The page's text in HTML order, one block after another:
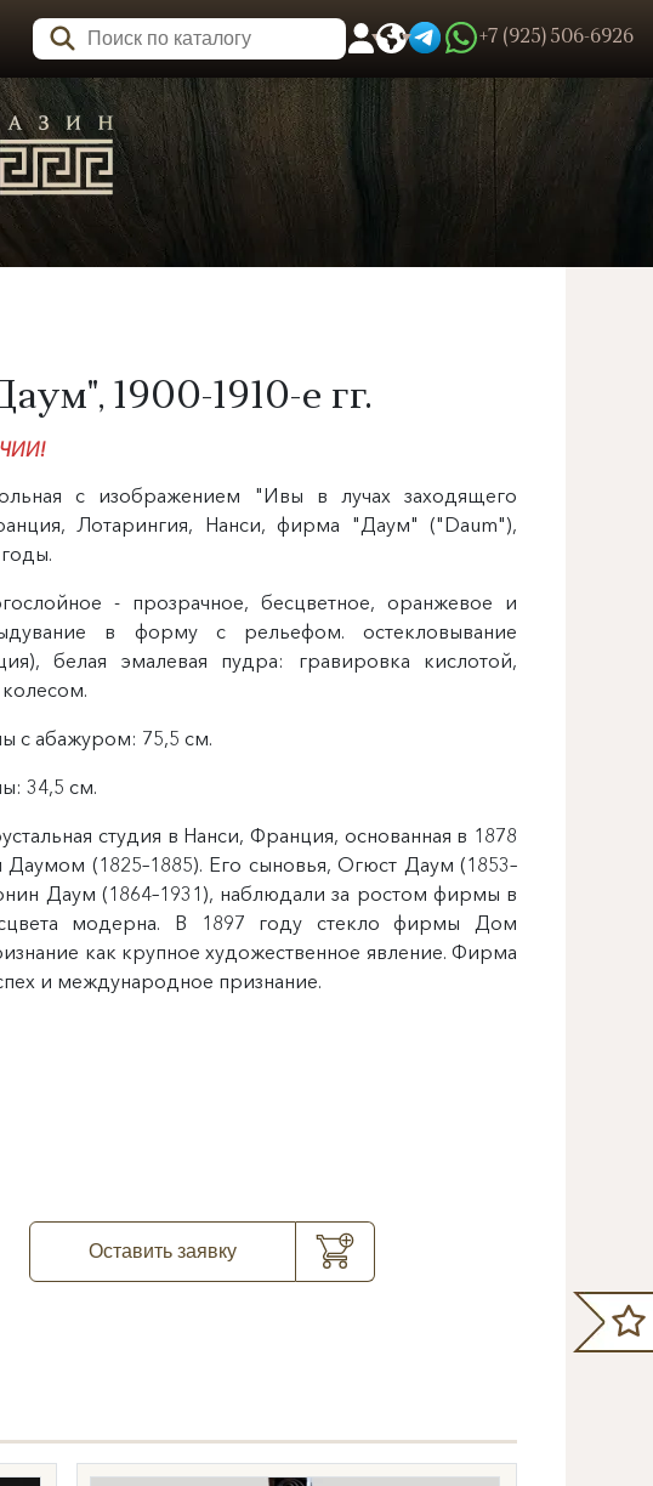
0
Пользовательское меню
+7 (925) 506-6926
1900-1910-е гг.
с изображением "Ивы в лучах заходящего
Лотарингия, Нанси, фирма "Даум" ("Daum"),
- прозрачное, бесцветное, оранжевое и
в форму с рельефом. остекловывание
белая эмалевая пудра: гравировка кислотой,
с абажуром: 75,5 см.
34,5 см.
студия в Нанси, Франция, основанная в 1878
(1825–1885). Его сыновья, Огюст Даум (1853–
Даум (1864–1931), наблюдали за ростом фирмы в
модерна. В 1897 году стекло фирмы Дом
как крупное художественное явление. Фирма
и международное признание.
Оставить заявку